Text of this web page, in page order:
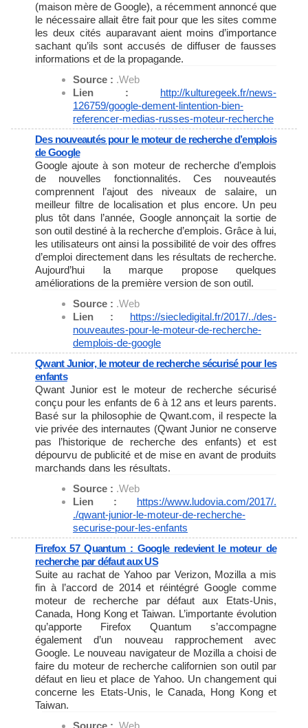
(maison mère de Google), a récemment annoncé que
le nécessaire allait être fait pour que les sites comme
les deux cités auparavant aient moins d’importance
sachant qu’ils sont accusés de diffuser de fausses
informations et de la propagande.
Source : .Web
Lien : http://kulturegeek.fr/news-
126759/google-dement-lintention-bien-
referencer-medias-russes-moteur-recherche
Des nouveautés pour le moteur de recherche d’emplois
de Google
Google ajoute à son moteur de recherche d’emplois
de nouvelles fonctionnalités. Ces nouveautés
comprennent l’ajout des niveaux de salaire, un
meilleur filtre de localisation et plus encore. Un peu
plus tôt dans l’année, Google annonçait la sortie de
son outil destiné à la recherche d’emplois. Grâce à lui,
les utilisateurs ont ainsi la possibilité de voir des offres
d’emploi directement dans les résultats de recherche.
Aujourd’hui la marque propose quelques
améliorations de la première version de son outil.
Source : .Web
Lien : https://siecledigital.fr/2017/../des-
nouveautes-pour-le-moteur-de-recherche-
demplois-de-google
Qwant Junior, le moteur de recherche sécurisé pour les
enfants
Qwant Junior est le moteur de recherche sécurisé
conçu pour les enfants de 6 à 12 ans et leurs parents.
Basé sur la philosophie de Qwant.com, il respecte la
vie privée des internautes (Qwant Junior ne conserve
pas l’historique de recherche des enfants) et est
dépourvu de publicité et de mise en avant de produits
marchands dans les résultats.
Source : .Web
Lien : https://www.ludovia.com/2017/.
./qwant-junior-le-moteur-de-recherche-
securise-pour-les-enfants
Firefox 57 Quantum : Google redevient le moteur de
recherche par défaut aux US
Suite au rachat de Yahoo par Verizon, Mozilla a mis
fin à l’accord de 2014 et réintégré Google comme
moteur de recherche par défaut aux Etats-Unis,
Canada, Hong Kong et Taiwan. L’importante évolution
qu’apporte Firefox Quantum s’accompagne
également d’un nouveau rapprochement avec
Google. Le nouveau navigateur de Mozilla a choisi de
faire du moteur de recherche californien son outil par
défaut en lieu et place de Yahoo. Un changement qui
concerne les Etats-Unis, le Canada, Hong Kong et
Taiwan.
Source : .Web